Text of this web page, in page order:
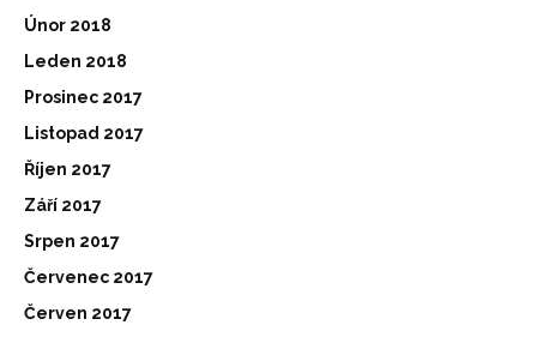
Únor 2018
Leden 2018
Prosinec 2017
Listopad 2017
Říjen 2017
Září 2017
Srpen 2017
Červenec 2017
Červen 2017